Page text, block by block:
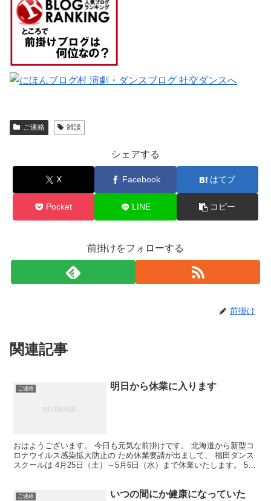
ご連絡 雑談
シェアする
X Facebook はてブ
Pocket LINE コピー
前掛けをフォローする
前掛け
関連記事
ご連絡 明日から休業に入ります
おはようございます。 今日も元気な前掛けです。 北海道から新型コ
ロナウイルス感染拡大防止の ため休業要請が出まして、 福田ダンス
スクールは 4月25日（土）～5月6日（水）まで休業いたします。 5月
ご連絡 いつの間にか健康になっていた